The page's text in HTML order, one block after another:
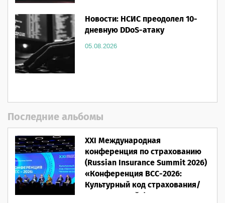
Новости: НСИС преодолел 10-
дневную DDoS-атаку
05.08.2026
Последние альбомы
XXI Международная
конференция по страхованию
(Russian Insurance Summit 2026)
«Конференция ВСС-2026:
Культурный код страхования/
Человеческий фактор»